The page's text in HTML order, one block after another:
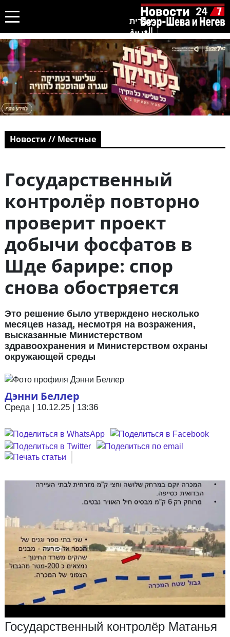
עברית
العربية
Новости // Местные
Государственный
контролёр повторно
проверит проект
добычи фосфатов в
Шде барире: спор
снова обостряется
Это решение было утверждено несколько
месяцев назад, несмотря на возражения,
высказанные Министерством
здравоохранения и Министерством охраны
окружающей среды
Дэнни Беллер
Среда | 10.12.25 | 13:36
Государственный контролёр Матанья